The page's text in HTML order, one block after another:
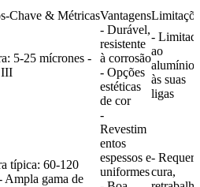
Chave & MétricasVantagens
5-25 mícrones -
III
- Durável,
resistente
à corrosão
- Opções
estéticas
de cor
-
ao
alumínio
às suas
ligas
típica: 60-120
Ampla gama de
-
Revestim
entos
espessos e
uniformes
- Requer
cura,